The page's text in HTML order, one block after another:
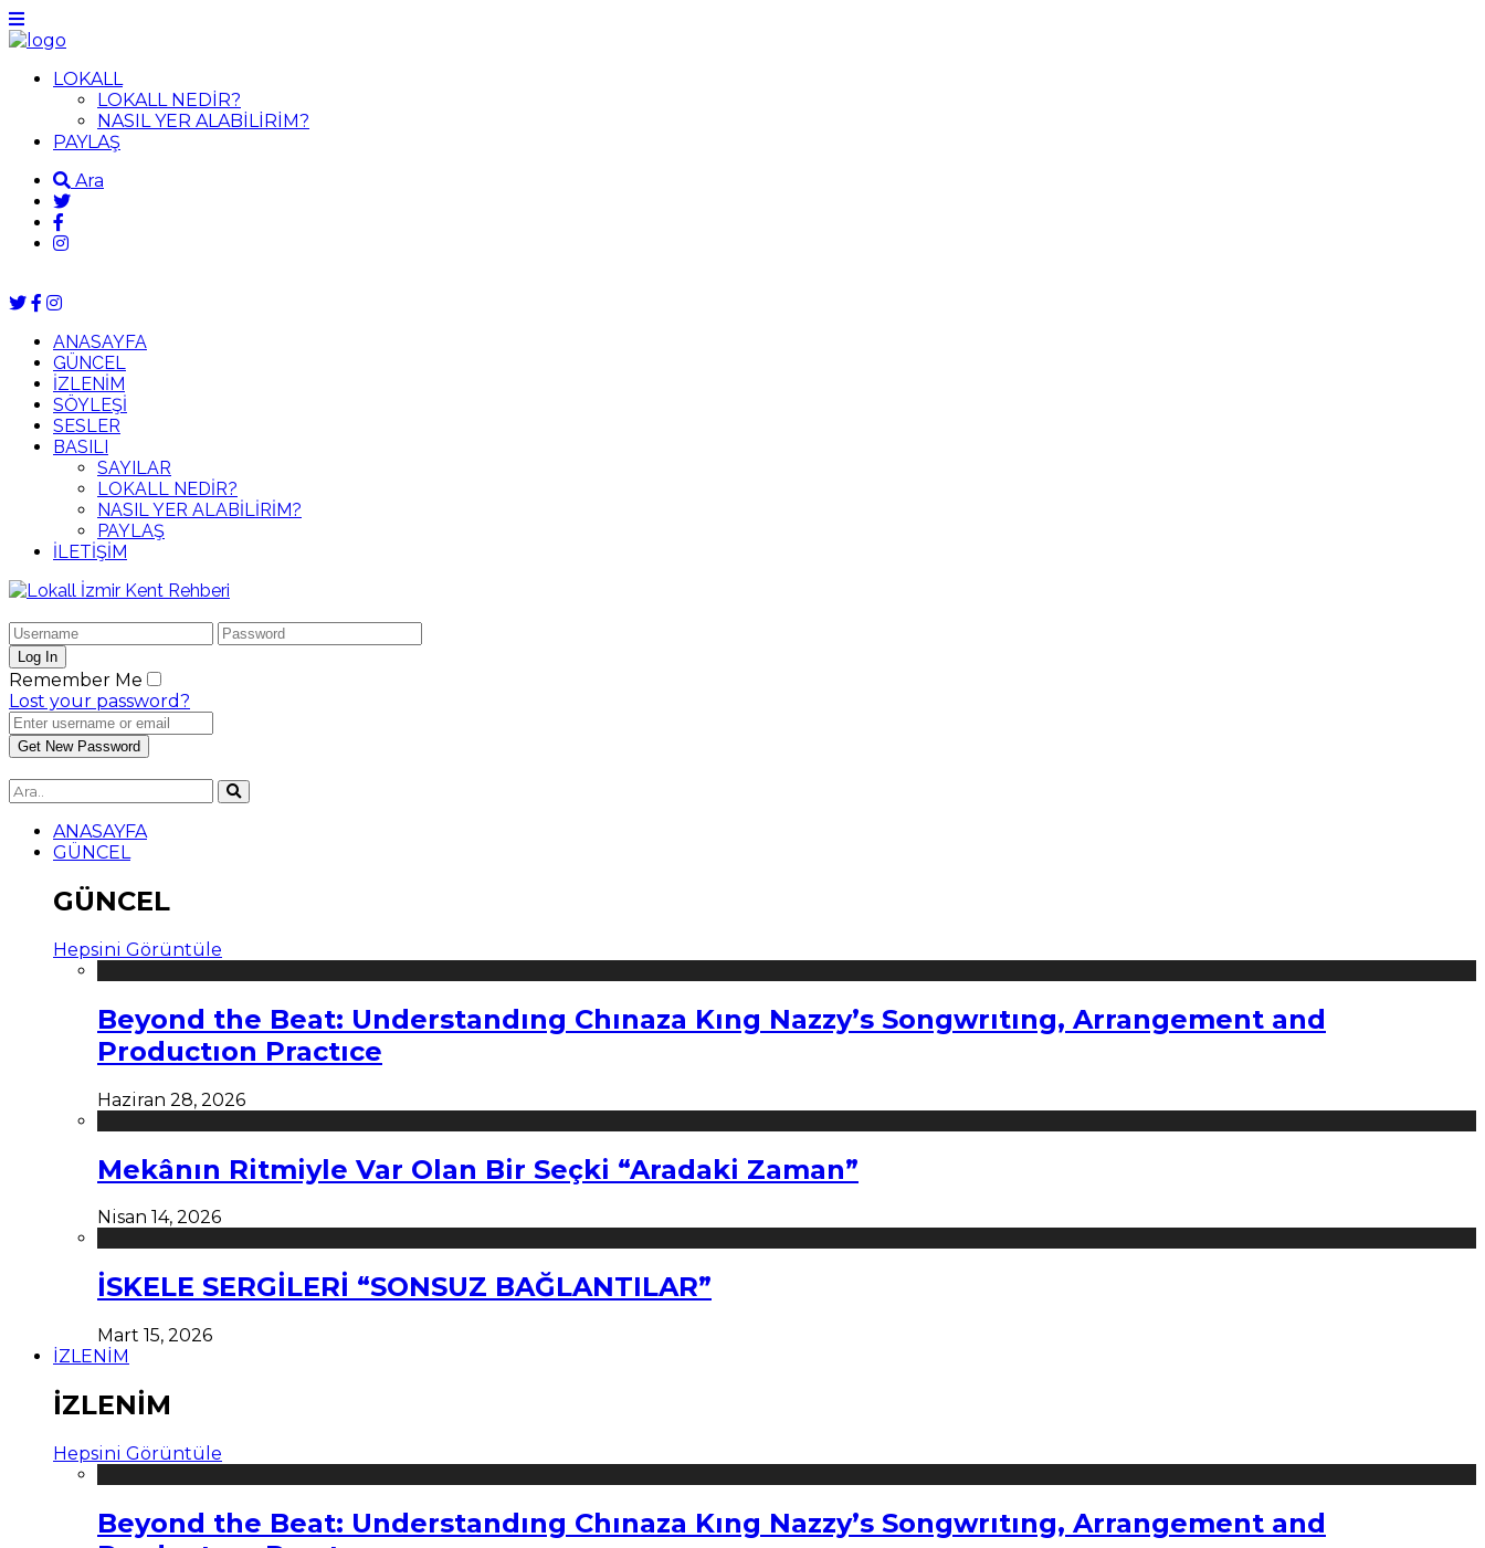
LOKALL
LOKALL NEDİR?
NASIL YER ALABİLİRİM?
PAYLAŞ
Ara
ANASAYFA
GÜNCEL
İZLENİM
SÖYLEŞİ
SESLER
BASILI
SAYILAR
LOKALL NEDİR?
NASIL YER ALABİLİRİM?
PAYLAŞ
İLETİŞİM
Remember Me
Lost your password?
ANASAYFA
GÜNCEL
GÜNCEL
Hepsini Görüntüle
Beyond the Beat: Understandıng Chınaza Kıng Nazzy’s Songwrıtıng, Arrangement and
Productıon Practıce
Haziran 28, 2026
Mekânın Ritmiyle Var Olan Bir Seçki “Aradaki Zaman”
Nisan 14, 2026
İSKELE SERGİLERİ “SONSUZ BAĞLANTILAR”
Mart 15, 2026
İZLENİM
İZLENİM
Hepsini Görüntüle
Beyond the Beat: Understandıng Chınaza Kıng Nazzy’s Songwrıtıng, Arrangement and